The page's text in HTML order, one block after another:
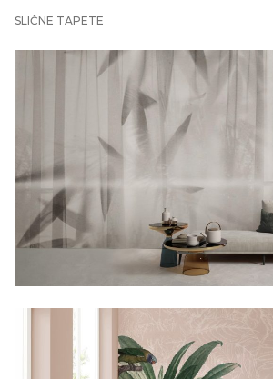
SLIČNE TAPETE